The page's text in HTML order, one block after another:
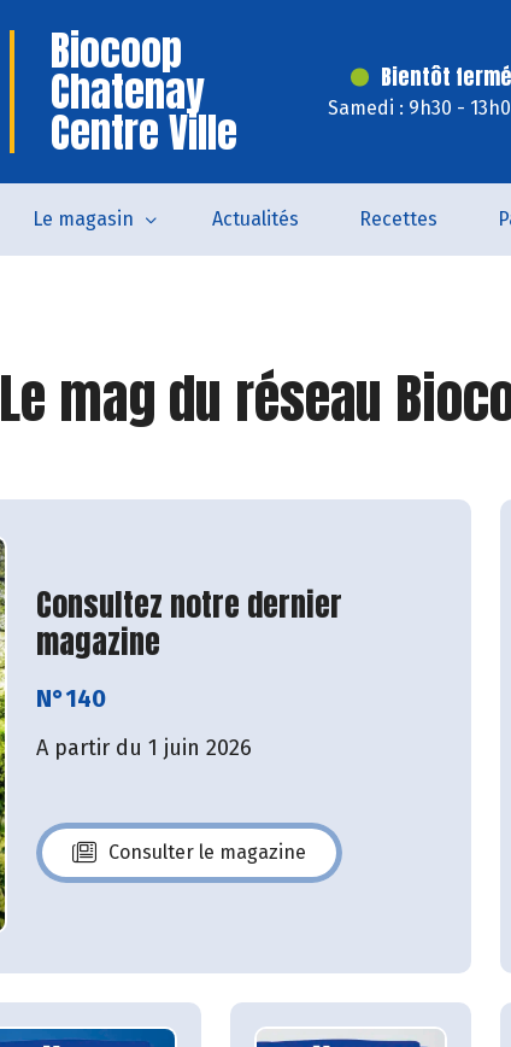
Biocoop
Chatenay
Centre Ville
Bientôt
Samedi : 9h30 -
Le magasin Actualités Recettes
Le mag du réseau
Consultez notre dernier
magazine
N°140
A partir du 1 juin 2026
Consulter le magazine
N°140